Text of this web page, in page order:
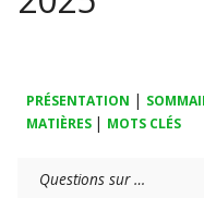
PRÉSENTATION |
MATIÈRES | MOTS CLÉS
Questions sur …